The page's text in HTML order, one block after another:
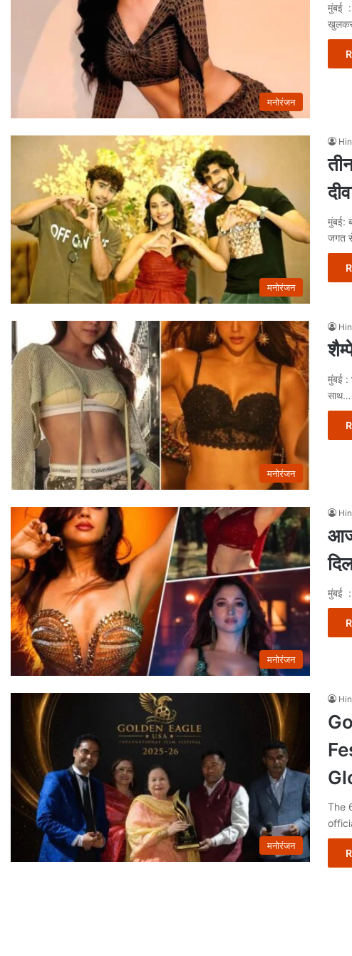
मनोरंजन
मुंबई :
मनोरंजन
मुंबई:
जगत
मनोरंजन
मुंबई :
साथ…
मनोरंजन
आज
मुंबई :
मनोरंजन
The